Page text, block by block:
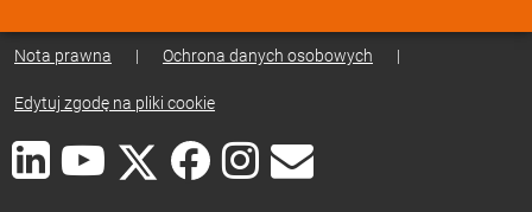
Nota prawna | Ochrona danych osobowych |
Edytuj zgodę na pliki cookie